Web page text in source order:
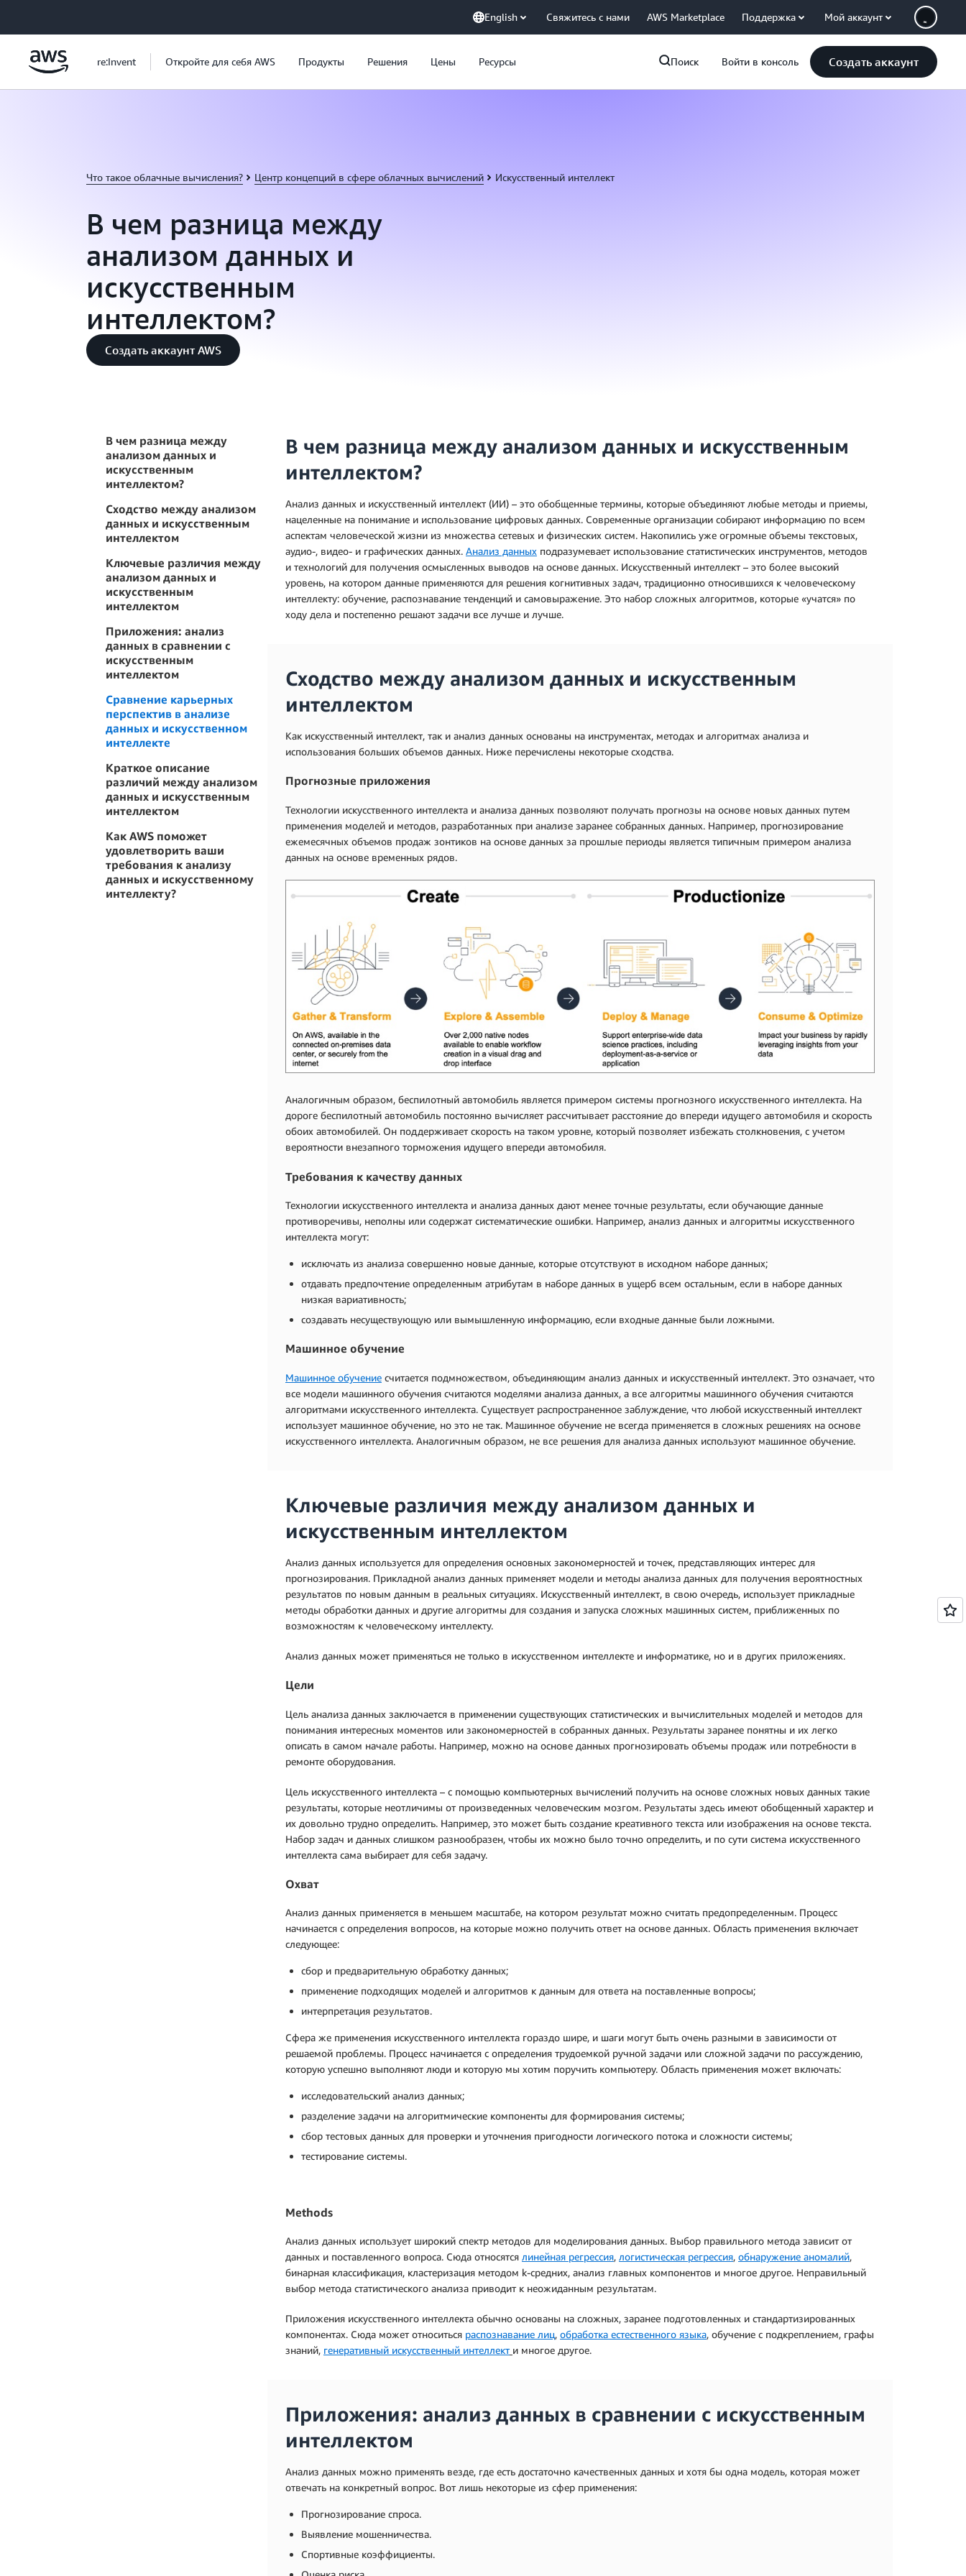
English Свяжитесь с нами AWS Marketplace Поддержка Мой аккаунт
re:Invent Откройте для себя AWS Продукты Решения Цены Ресурсы Поиск Войти в консоль Создать аккаунт
Что такое облачные вычисления? Центр концепций в сфере облачных вычислений Искусственный интеллект
В чем разница между
анализом данных и
искусственным
интеллектом?
Создать аккаунт AWS
В чем разница между
анализом данных и
искусственным
интеллектом?
Сходство между анализом
данных и искусственным
интеллектом
Ключевые различия между
анализом данных и
искусственным
интеллектом
Приложения: анализ
данных в сравнении с
искусственным
интеллектом
Сравнение карьерных
перспектив в анализе
данных и искусственном
интеллекте
Краткое описание
различий между анализом
данных и искусственным
интеллектом
Как AWS поможет
удовлетворить ваши
требования к анализу
данных и искусственному
интеллекту?
В чем разница между анализом данных и искусственным
интеллектом?
Анализ данных и искусственный интеллект (ИИ) – это обобщенные термины, которые объединяют любые методы и приемы,
нацеленные на понимание и использование цифровых данных. Современные организации собирают информацию по всем
аспектам человеческой жизни из множества сетевых и физических систем. Накопились уже огромные объемы текстовых,
аудио-, видео- и графических данных. Анализ данных подразумевает использование статистических инструментов, методов
и технологий для получения осмысленных выводов на основе данных. Искусственный интеллект – это более высокий
уровень, на котором данные применяются для решения когнитивных задач, традиционно относившихся к человеческому
интеллекту: обучение, распознавание тенденций и самовыражение. Это набор сложных алгоритмов, которые «учатся» по
ходу дела и постепенно решают задачи все лучше и лучше.
Сходство между анализом данных и искусственным
интеллектом
Как искусственный интеллект, так и анализ данных основаны на инструментах, методах и алгоритмах анализа и
использования больших объемов данных. Ниже перечислены некоторые сходства.
Прогнозные приложения
Технологии искусственного интеллекта и анализа данных позволяют получать прогнозы на основе новых данных путем
применения моделей и методов, разработанных при анализе заранее собранных данных. Например, прогнозирование
ежемесячных объемов продаж зонтиков на основе данных за прошлые периоды является типичным примером анализа
данных на основе временных рядов.
Аналогичным образом, беспилотный автомобиль является примером системы прогнозного искусственного интеллекта. На
дороге беспилотный автомобиль постоянно вычисляет рассчитывает расстояние до впереди идущего автомобиля и скорость
обоих автомобилей. Он поддерживает скорость на таком уровне, который позволяет избежать столкновения, с учетом
вероятности внезапного торможения идущего впереди автомобиля.
Требования к качеству данных
Технологии искусственного интеллекта и анализа данных дают менее точные результаты, если обучающие данные
противоречивы, неполны или содержат систематические ошибки. Например, анализ данных и алгоритмы искусственного
интеллекта могут:
исключать из анализа совершенно новые данные, которые отсутствуют в исходном наборе данных;
отдавать предпочтение определенным атрибутам в наборе данных в ущерб всем остальным, если в наборе данных
низкая вариативность;
создавать несуществующую или вымышленную информацию, если входные данные были ложными.
Машинное обучение
Машинное обучение считается подмножеством, объединяющим анализ данных и искусственный интеллект. Это означает, что
все модели машинного обучения считаются моделями анализа данных, а все алгоритмы машинного обучения считаются
алгоритмами искусственного интеллекта. Существует распространенное заблуждение, что любой искусственный интеллект
использует машинное обучение, но это не так. Машинное обучение не всегда применяется в сложных решениях на основе
искусственного интеллекта. Аналогичным образом, не все решения для анализа данных используют машинное обучение.
Ключевые различия между анализом данных и
искусственным интеллектом
Анализ данных используется для определения основных закономерностей и точек, представляющих интерес для
прогнозирования. Прикладной анализ данных применяет модели и методы анализа данных для получения вероятностных
результатов по новым данным в реальных ситуациях. Искусственный интеллект, в свою очередь, использует прикладные
методы обработки данных и другие алгоритмы для создания и запуска сложных машинных систем, приближенных по
возможностям к человеческому интеллекту.
Анализ данных может применяться не только в искусственном интеллекте и информатике, но и в других приложениях.
Цели
Цель анализа данных заключается в применении существующих статистических и вычислительных моделей и методов для
понимания интересных моментов или закономерностей в собранных данных. Результаты заранее понятны и их легко
описать в самом начале работы. Например, можно на основе данных прогнозировать объемы продаж или потребности в
ремонте оборудования.
Цель искусственного интеллекта – с помощью компьютерных вычислений получить на основе сложных новых данных такие
результаты, которые неотличимы от произведенных человеческим мозгом. Результаты здесь имеют обобщенный характер и
их довольно трудно определить. Например, это может быть создание креативного текста или изображения на основе текста.
Набор задач и данных слишком разнообразен, чтобы их можно было точно определить, и по сути система искусственного
интеллекта сама выбирает для себя задачу.
Охват
Анализ данных применяется в меньшем масштабе, на котором результат можно считать предопределенным. Процесс
начинается с определения вопросов, на которые можно получить ответ на основе данных. Область применения включает
следующее:
сбор и предварительную обработку данных;
применение подходящих моделей и алгоритмов к данным для ответа на поставленные вопросы;
интерпретация результатов.
Сфера же применения искусственного интеллекта гораздо шире, и шаги могут быть очень разными в зависимости от
решаемой проблемы. Процесс начинается с определения трудоемкой ручной задачи или сложной задачи по рассуждению,
которую успешно выполняют люди и которую мы хотим поручить компьютеру. Область применения может включать:
исследовательский анализ данных;
разделение задачи на алгоритмические компоненты для формирования системы;
сбор тестовых данных для проверки и уточнения пригодности логического потока и сложности системы;
тестирование системы.
Methods
Анализ данных использует широкий спектр методов для моделирования данных. Выбор правильного метода зависит от
данных и поставленного вопроса. Сюда относятся линейная регрессия, логистическая регрессия, обнаружение аномалий,
бинарная классификация, кластеризация методом k-средних, анализ главных компонентов и многое другое. Неправильный
выбор метода статистического анализа приводит к неожиданным результатам.
Приложения искусственного интеллекта обычно основаны на сложных, заранее подготовленных и стандартизированных
компонентах. Сюда может относиться распознавание лиц, обработка естественного языка, обучение с подкреплением, графы
знаний, генеративный искусственный интеллект и многое другое.
Приложения: анализ данных в сравнении с искусственным
интеллектом
Анализ данных можно применять везде, где есть достаточно качественных данных и хотя бы одна модель, которая может
отвечать на конкретный вопрос. Вот лишь некоторые из сфер применения:
Прогнозирование спроса.
Выявление мошенничества.
Спортивные коэффициенты.